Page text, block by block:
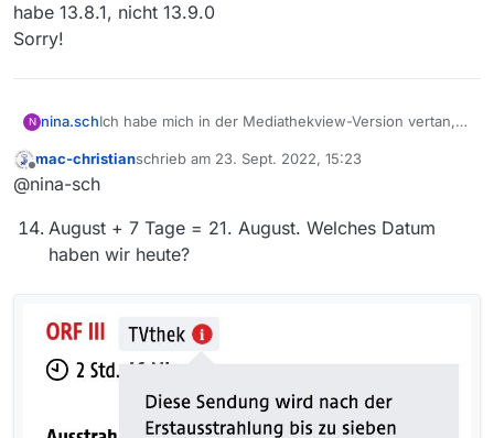
habe 13.8.1, nicht 13.9.0
Sorry!
N nina.schIch habe mich in der Mediathekview-Version vertan,
Sorry!
Offline
mac-christianschrieb am 23. Sept. 2022, 15:23
zuletzt editiert von
@nina-sch
August + 7 Tage = 21. August. Welches Datum
haben wir heute?